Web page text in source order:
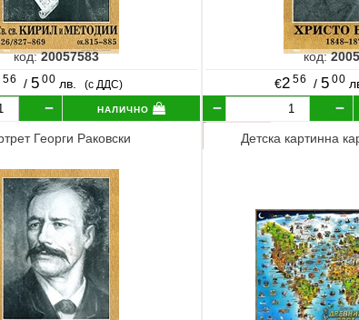
код:20057583
56 / 5 00 лв. (с ДДС)
налично
код:
€2 56 / 5 00
Георги Раковски Детска картинна